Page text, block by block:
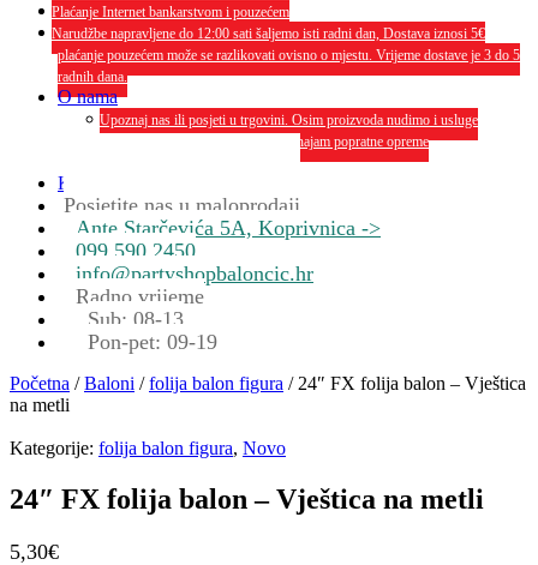
Plaćanje Internet bankarstvom i pouzećem
Narudžbe napravljene do 12:00 sati šaljemo isti radni dan, Dostava iznosi 5€
plaćanje pouzećem može se razlikovati ovisno o mjestu. Vrijeme dostave je 3 do 5
radnih dana.
O nama
Upoznaj nas ili posjeti u trgovini. Osim proizvoda nudimo i usluge
dekoriranja interijera i eksterija te najam popratne opreme
Kontakt
Posjetite nas u maloprodaji
Ante Starčevića 5A, Koprivnica ->
099 590 2450
info@partyshopbaloncic.hr
Radno vrijeme
Sub: 08-13
Pon-pet: 09-19
Početna /Baloni /folija balon figura / 24″ FX folija balon – Vještica
na metli
Kategorije: folija balon figura, Novo
24″ FX folija balon – Vještica na metli
5,30€